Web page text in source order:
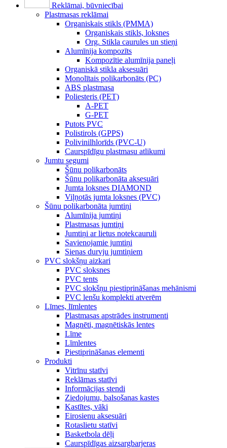
Reklāmai, būvniecībai
Plastmasas reklāmai
Organiskais stikls (PMMA)
Organiskais stikls, loksnes
Org. Stikla caurules un stieņi
Alumīnija kompozīts
Kompozītie alumīnija paneļi
Organiskā stikla aksesuāri
Monolītais polikarbonāts (PC)
ABS plastmasa
Poliesteris (PET)
A-PET
G-PET
Putots PVC
Polistirols (GPPS)
Polivinilhlorīds (PVC-U)
Caurspīdīgu plastmasu atlikumi
Jumtu segumi
Šūnu polikarbonāts
Šūnu polikarbonāta aksesuāri
Jumta loksnes DIAMOND
Viļņotās jumta loksnes (PVC)
Šūnu polikarbonāta jumtiņi
Alumīnija jumtiņi
Plastmasas jumtiņi
Jumtiņi ar lietus notekcauruli
Savienojamie jumtiņi
Sienas durvju jumtiņiem
PVC slokšņu aizkari
PVC sloksnes
PVC tents
PVC slokšņu piestiprināšanas mehānismi
PVC lenšu komplekti atverēm
Līmes, līmlentes
Plastmasas apstrādes instrumenti
Magnēti, magnētiskās lentes
Līme
Līmlentes
Piestiprināšanas elementi
Produkti
Vitrīnu statīvi
Reklāmas statīvi
Informācijas stendi
Ziedojumu, balsošanas kastes
Kastītes, vāki
Eirosienu aksesuāri
Rotaslietu statīvi
Basketbola dēļi
Caurspīdīgas aizsargbarjeras